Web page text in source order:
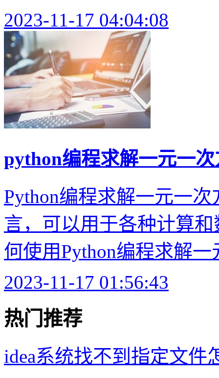
2023-11-17 04:04:08
python编程求解一元一
Python编程求解一元一
言，可以用于各种计算
何使用Python编程求解
2023-11-17 01:56:43
热门推荐
idea系统找不到指定文件